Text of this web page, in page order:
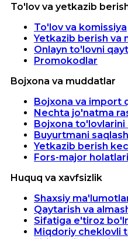
To'lov va yetkazib
To'lov va komissiya
Yetkazib berish va
Onlayn to'lovni
Promokodlar
Bojxona va muddatlar
Bojxona va import
Nechta jo'natma
Bojxona
Buyurtmani
Yetkazib berish
Fors-major holatlari
Huquq va xavfsizlik
Shaxsiy
Qaytarish va
Sifatiga e'tiroz
Miqdoriy cheklovli